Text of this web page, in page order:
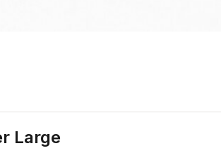
Large